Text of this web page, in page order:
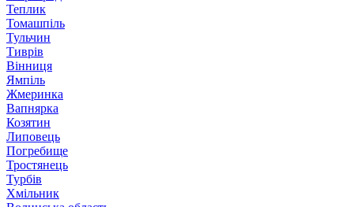
Теплик
Томашпіль
Тульчин
Тиврів
Вінниця
Ямпіль
Жмеринка
Вапнярка
Козятин
Липовець
Погребище
Тростянець
Турбів
Хмільник